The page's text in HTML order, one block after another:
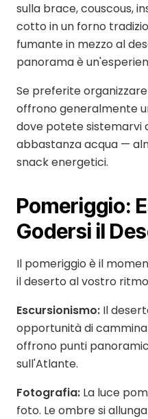
sulla brace, couscous,
cotto in un forno
fumante in mezzo al
panorama è
Se preferite
offrono generalmente
dove potete sistemarvi
abbastanza acqua —
snack energetici.
Pomeriggio:
Godersi il
Il pomeriggio è il
il deserto al vostro
Escursionismo: Il
opportunità di
offrono punti
sull'Atlante.
Fotografia: La luce
foto. Le ombre si